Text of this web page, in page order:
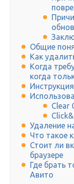
Общие
Как
Когда
когда
Инструкция
Clear
Удаление
Что такое
Стоит ли
браузере
Где брать
Авито